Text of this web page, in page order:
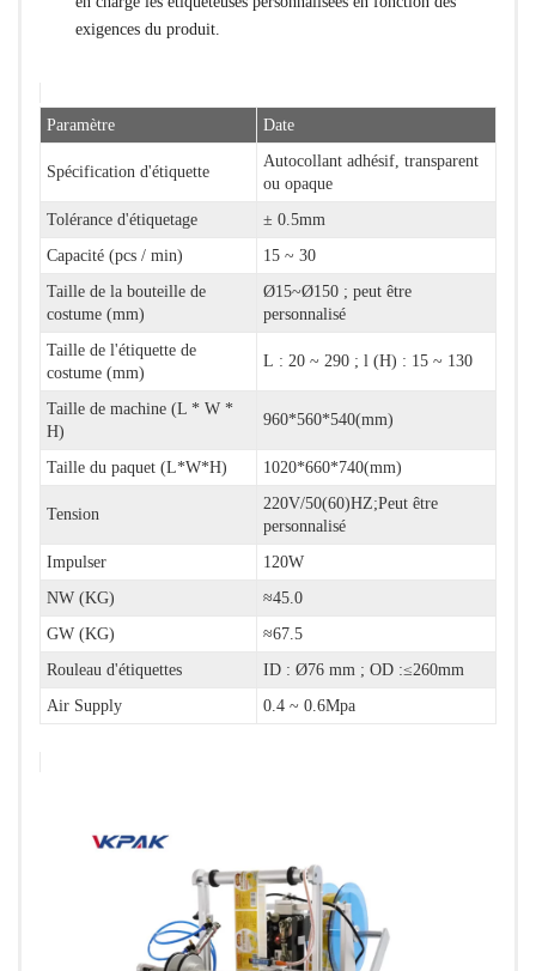
exigences du produit.
Paramètre Date
Spécification d'étiquette
Autocollant adhésif, transparent
ou opaque
Tolérance d'étiquetage
± 0.5mm
Capacité (pcs / min)
15 ~ 30
Taille de la bouteille de
costume (mm)
Ø15~Ø150 ; peut être
personnalisé
Taille de l'étiquette de
costume (mm)
L : 20 ~ 290 ; l (H) : 15 ~ 130
Taille de machine (L * W *
H)
960*560*540(mm)
Taille du paquet (L*W*H) 1020*660*740(mm)
Tension
220V/50(60)HZ;Peut être
personnalisé
Impulser
120W
NW (KG)
≈45.0
GW (KG)
≈67.5
Rouleau d'étiquettes
ID : Ø76 mm ; OD :≤260mm
Air Supply
0.4 ~ 0.6Mpa